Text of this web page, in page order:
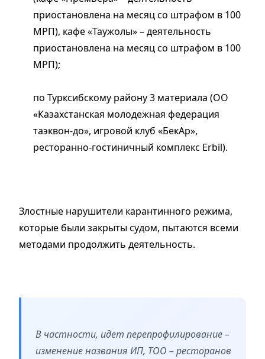
приостановлена на месяц со штрафом в 100
МРП), кафе «Таужолы» – деятельность
приостановлена на месяц со штрафом в 100
МРП);
по Турксибскому району 3 материала (ОО
«Казахстанская молодежная федерация
таэквон-до», игровой клуб «БекАр»,
ресторанно-гостиничный комплекс Erbil).
Злостные нарушители карантинного режима,
которые были закрыты судом, пытаются всеми
методами продолжить деятельность.
В частности, идет перепрофилирование –
изменение названия ИП, ТОО – ресторанов